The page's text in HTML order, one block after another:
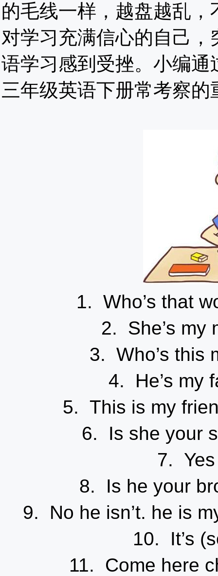
的毛线一样，越盘越乱
对学习充满信心的自己
语学习感到受挫。小编
三年级英语下册常考察
1. Who’s that
2. She’s my
3. Who’s this
4. He’s my
5. This is my
6. Is she your
7.
8. Is he your
9. No he isn’t. he is
10. It’s
11. Come here